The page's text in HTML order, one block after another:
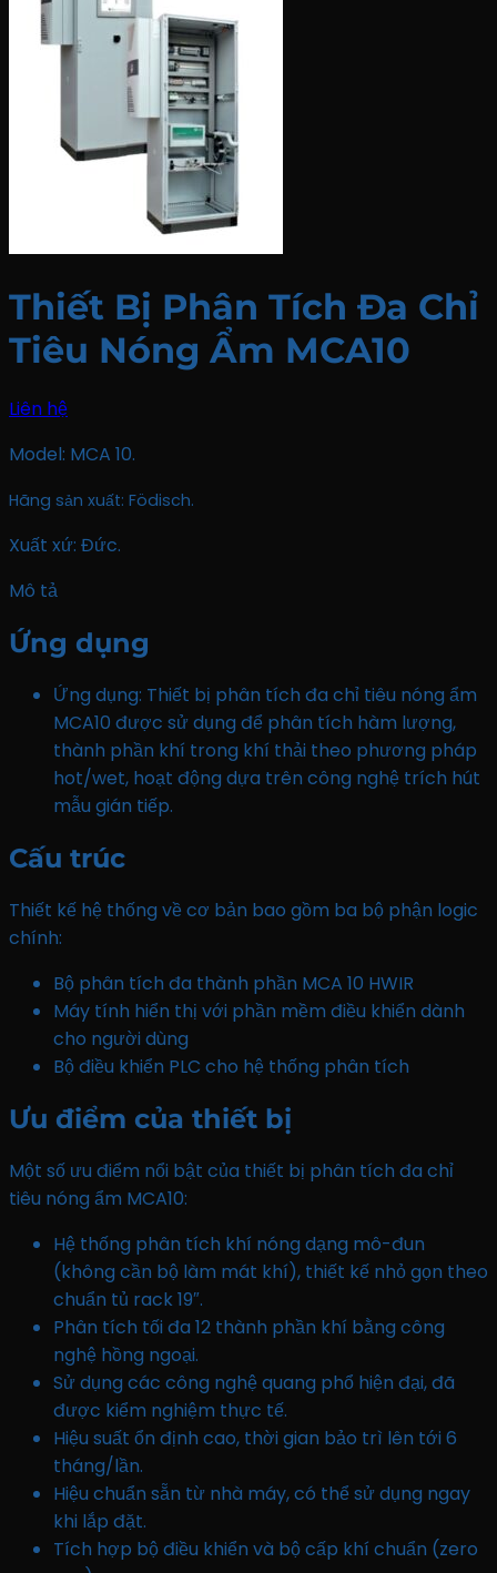
Thiết Bị Phân Tích Đa Chỉ
Tiêu Nóng Ẩm MCA10
Liên hệ
Model: MCA 10.
Hãng sản xuất: Födisch.
Xuất xứ: Đức.
Mô tả
Ứng dụng
Ứng dụng: Thiết bị phân tích đa chỉ tiêu nóng ẩm
MCA10 được sử dụng để phân tích hàm lượng,
thành phần khí trong khí thải theo phương pháp
hot/wet, hoạt động dựa trên công nghệ trích hút
mẫu gián tiếp.
Cấu trúc
Thiết kế hệ thống về cơ bản bao gồm ba bộ phận logic
chính:
Bộ phân tích đa thành phần MCA 10 HWIR
Máy tính hiển thị với phần mềm điều khiển dành
cho người dùng
Bộ điều khiển PLC cho hệ thống phân tích
Ưu điểm của thiết bị
Một số ưu điểm nổi bật của thiết bị phân tích đa chỉ
tiêu nóng ẩm MCA10:
Hệ thống phân tích khí nóng dạng mô-đun
(không cần bộ làm mát khí), thiết kế nhỏ gọn theo
chuẩn tủ rack 19″.
Phân tích tối đa 12 thành phần khí bằng công
nghệ hồng ngoại.
Sử dụng các công nghệ quang phổ hiện đại, đã
được kiểm nghiệm thực tế.
Hiệu suất ổn định cao, thời gian bảo trì lên tới 6
tháng/lần.
Hiệu chuẩn sẵn từ nhà máy, có thể sử dụng ngay
khi lắp đặt.
Tích hợp bộ điều khiển và bộ cấp khí chuẩn (zero